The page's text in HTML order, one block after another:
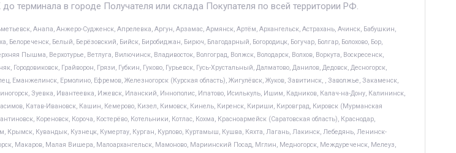
терминала в городе Получателя или склада Покупателя по всей территории РФ.
Анапа, Анжеро-Судженск, Апрелевка, Аргун, Арзамас, Армянск, Артём, Архангельск, Астрахань, Ачинск, Бабушкин,
Белореченск, Белый, Берёзовский, Бийск, Биробиджан, Бирюч, Благодарный, Богородицк, Богучар, Болгар, Болохово, Бор,
Пышма, Верхотурье, Ветлуга, Вилючинск, Владивосток, Волгоград, Волжск, Володарск, Волхов, Воркута, Воскресенск,
Грайворон, Грязи, Губкин, Гуково, Гурьевск, Гусь-Хрустальный, Далматово, Данилов, Дедовск, Десногорск,
Еманжелинск, Ермолино, Ефремов, Железногорск (Курская область), Жигулёвск, Жуков, Завитинск, , Заволжье, Закаменск,
Зуевка, Ивантеевка, Ижевск, Иланский, Иннополис, Ипатово, Исилькуль, Ишим, Кадников, Калач-на-Дону, Калининск,
Катав-Ивановск, Кашин, Кемерово, Кизел, Кимовск, Кинель, Киренск, Кириши, Кировград, Кировск (Мурманская
Кореновск, Короча, Костерёво, Котельники, Котлас, Кохма, Красноармейск (Саратовская область), Краснодар,
Крымск, Кувандык, Кузнецк, Кумертау, Курган, Курлово, Куртамыш, Кушва, Кяхта, Лагань, Лакинск, Лебедянь, Ленинск-
Макаров, Малая Вишера, Малоархангельск, Мамоново, Мариинский Посад, Мглин, Медногорск, Междуреченск, Мелеуз,